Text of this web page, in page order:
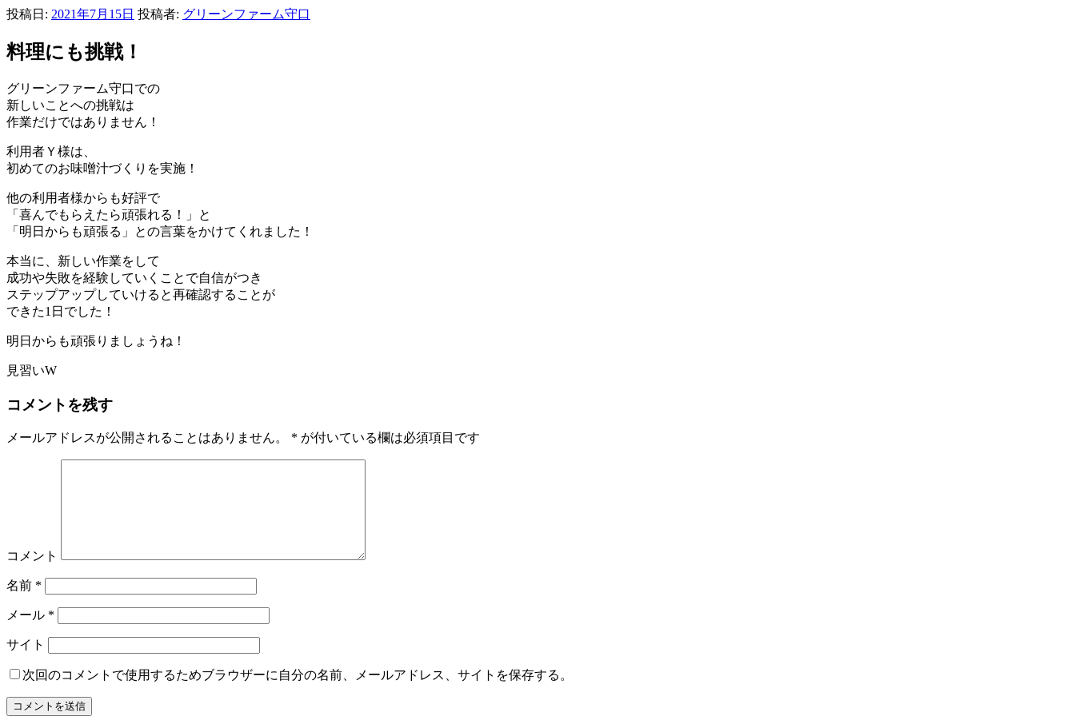
投稿日: 2021年7月15日 投稿者: グリーンファーム守口
料理にも挑戦！
グリーンファーム守口での
新しいことへの挑戦は
作業だけではありません！
利用者Ｙ様は、
初めてのお味噌汁づくりを実施！
他の利用者様からも好評で
「喜んでもらえたら頑張れる！」と
「明日からも頑張る」との言葉をかけてくれました！
本当に、新しい作業をして
成功や失敗を経験していくことで自信がつき
ステップアップしていけると再確認することが
できた1日でした！
明日からも頑張りましょうね！
見習いW
コメントを残す
メールアドレスが公開されることはありません。 * が付いている欄は必須項目です
コメント
名前 *
メール *
サイト
次回のコメントで使用するためブラウザーに自分の名前、メールアドレス、サイトを保存する。